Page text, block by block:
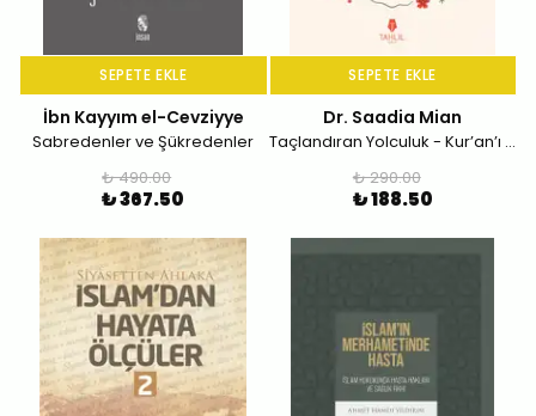
SEPETE EKLE
İbn Kayyım el-Cevziyye
Sabredenler ve Şükredenler
₺ 490.00
₺ 367.50
SEPETE EKLE
Dr. Saadia Mian
Taçlandıran Yolculuk - Kur’an’ı Ezberleyen Kadınların İlham Verici Öyküleri
₺ 290.00
₺ 188.50